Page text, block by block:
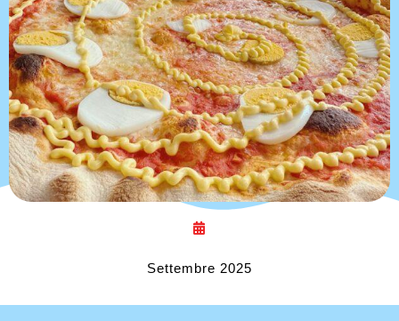
Settembre 2025